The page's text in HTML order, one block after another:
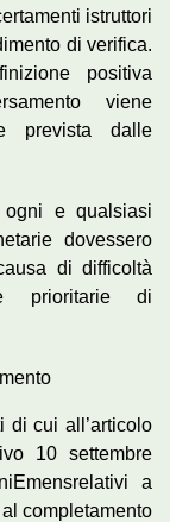
istruttori
di verifica.
positiva
viene
prevista dalle
e qualsiasi
dovessero
di difficoltà
prioritarie di
di cui all’articolo
10 settembre
a
completamento